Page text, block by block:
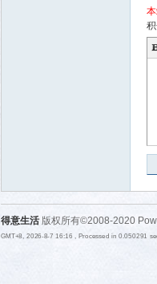
积
得意生活 版权所有©2008-2020
GMT+8, 2026-8-7 16:16 , Processed in 0.050291